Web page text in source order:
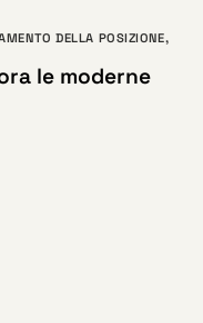
DELLA POSIZIONE,
le moderne